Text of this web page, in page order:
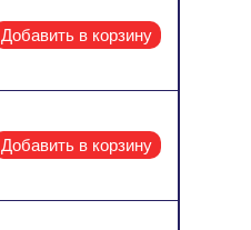
Добавить в корзину
Добавить в корзину